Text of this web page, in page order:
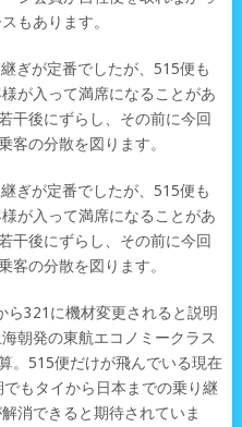
もあります。
ぎが定番でしたが、515便も
が入って満席になることがあ
干後にずらし、その前に今回
客の分散を図ります。
ぎが定番でしたが、515便も
が入って満席になることがあ
干後にずらし、その前に今回
客の分散を図ります。
ら321に機材変更されると説明
朝発の東航エコノミークラス
。515便だけが飛んでいる現在
もタイから日本までの乗り継
消できると期待されていま